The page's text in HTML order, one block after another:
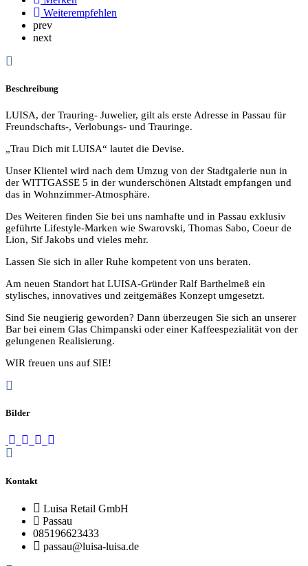
Weiterempfehlen
prev
next
Beschreibung
LUISA, der Trauring- Juwelier, gilt als erste Adresse in Passau für
Freundschafts-, Verlobungs- und Trauringe.
„Trau Dich mit LUISA“ lautet die Devise.
Unser Klientel wird nach dem Umzug von der Stadtgalerie nun in
der WITTGASSE 5 in der wunderschönen Altstadt empfangen und
das in Wohnzimmer-Atmosphäre.
Des Weiteren finden Sie bei uns namhafte und in Passau exklusiv
geführte Lifestyle-Marken wie Swarovski, Thomas Sabo, Coeur de
Lion, Sif Jakobs und vieles mehr.
Lassen Sie sich in aller Ruhe kompetent von uns beraten.
Am neuen Standort hat LUISA-Gründer Ralf Barthelmeß ein
stylisches, innovatives und zeitgemäßes Konzept umgesetzt.
Sind Sie neugierig geworden? Dann überzeugen Sie sich an unserer
Bar bei einem Glas Chimpanski oder einer Kaffeespezialität von der
gelungenen Realisierung.
WIR freuen uns auf SIE!
Bilder
Kontakt
Luisa Retail GmbH
Passau
085196623433
passau@luisa-luisa.de